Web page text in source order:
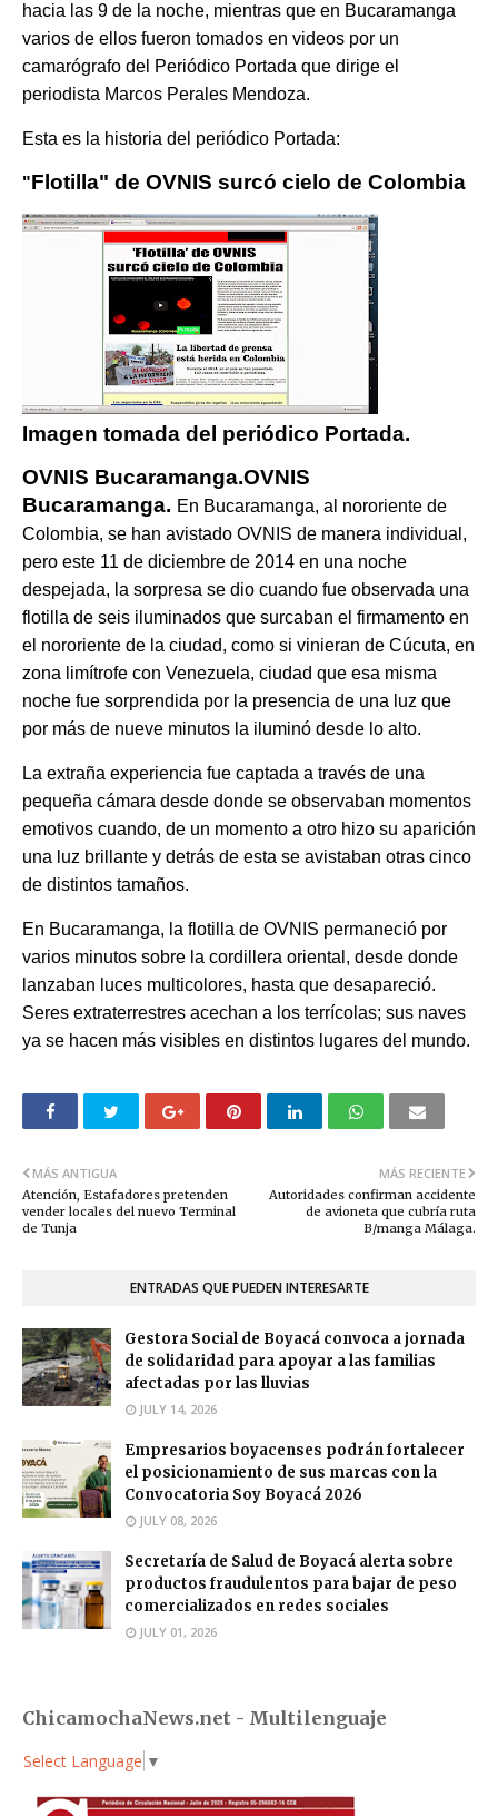
hacia las 9 de la noche, mientras que en Bucaramanga
varios de ellos fueron tomados en videos por un
camarógrafo del Periódico Portada que dirige el
periodista Marcos Perales Mendoza.
Esta es la historia del periódico Portada:
"Flotilla" de OVNIS surcó cielo de Colombia
​Imagen tomada del periódico Portada.
OVNIS Bucaramanga.OVNIS
Bucaramanga. En Bucaramanga, al nororiente de
Colombia, se han avistado OVNIS de manera individual,
pero este 11 de diciembre de 2014 en una noche
despejada, la sorpresa se dio cuando fue observada una
flotilla de seis iluminados que surcaban el firmamento en
el nororiente de la ciudad, como si vinieran de Cúcuta, en
zona limítrofe con Venezuela, ciudad que esa misma
noche fue sorprendida por la presencia de una luz que
por más de nueve minutos la iluminó desde lo alto.
La extraña experiencia fue captada a través de una
pequeña cámara desde donde se observaban momentos
emotivos cuando, de un momento a otro hizo su aparición
una luz brillante y detrás de esta se avistaban otras cinco
de distintos tamaños.
En Bucaramanga, la flotilla de OVNIS permaneció por
varios minutos sobre la cordillera oriental, desde donde
lanzaban luces multicolores, hasta que desapareció.
Seres extraterrestres acechan a los terrícolas; sus naves
ya se hacen más visibles en distintos lugares del mundo.
MÁS RECIENTE
Autoridades confirman accidente
de avioneta que cubría ruta
B/manga Málaga.
MÁS ANTIGUA
Atención, Estafadores pretenden
vender locales del nuevo Terminal
de Tunja
ENTRADAS QUE PUEDEN INTERESARTE
Gestora Social de Boyacá convoca a jornada
de solidaridad para apoyar a las familias
afectadas por las lluvias
JULY 14, 2026
Empresarios boyacenses podrán fortalecer
el posicionamiento de sus marcas con la
Convocatoria Soy Boyacá 2026
JULY 08, 2026
Secretaría de Salud de Boyacá alerta sobre
productos fraudulentos para bajar de peso
comercializados en redes sociales
JULY 01, 2026
ChicamochaNews.net - Multilenguaje
Select Language ▼